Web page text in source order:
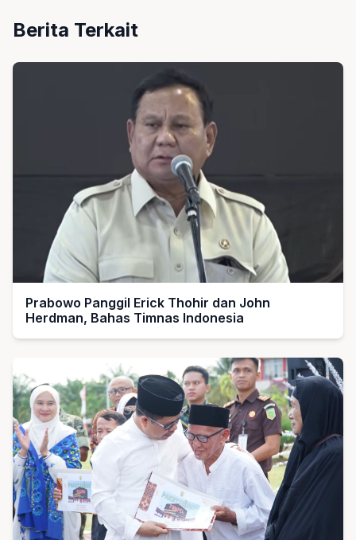
Berita Terkait
Prabowo Panggil Erick Thohir dan John
Herdman, Bahas Timnas Indonesia